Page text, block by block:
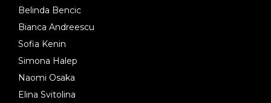
Belinda Bencic
Bianca Andreescu
Sofia Kenin
Simona Halep
Naomi Osaka
Elina Svitolina